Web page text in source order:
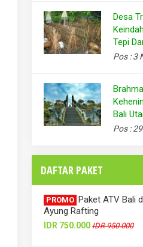
Desa
Tepi
Pos : 3
Bali
Pos :
DAFTAR PAKET
PROMO Paket ATV Bali
Ayung Rafting
IDR 750.000 IDR 950.000